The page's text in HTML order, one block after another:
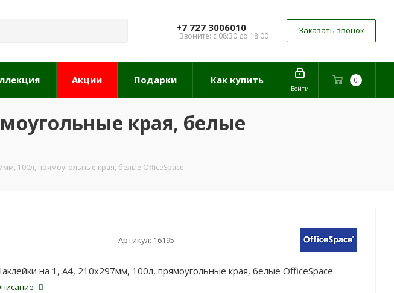
+7 727 3006010
Звоните: с 08:30 до 18:00
Заказать звонок
0
Войти
Акции Подарки Как купить
края, белые
100л, прямоугольные края, белые OfficeSpace
Артикул: 16195
на 1, А4, 210x297мм, 100л, прямоугольные края, белые OfficeSpace